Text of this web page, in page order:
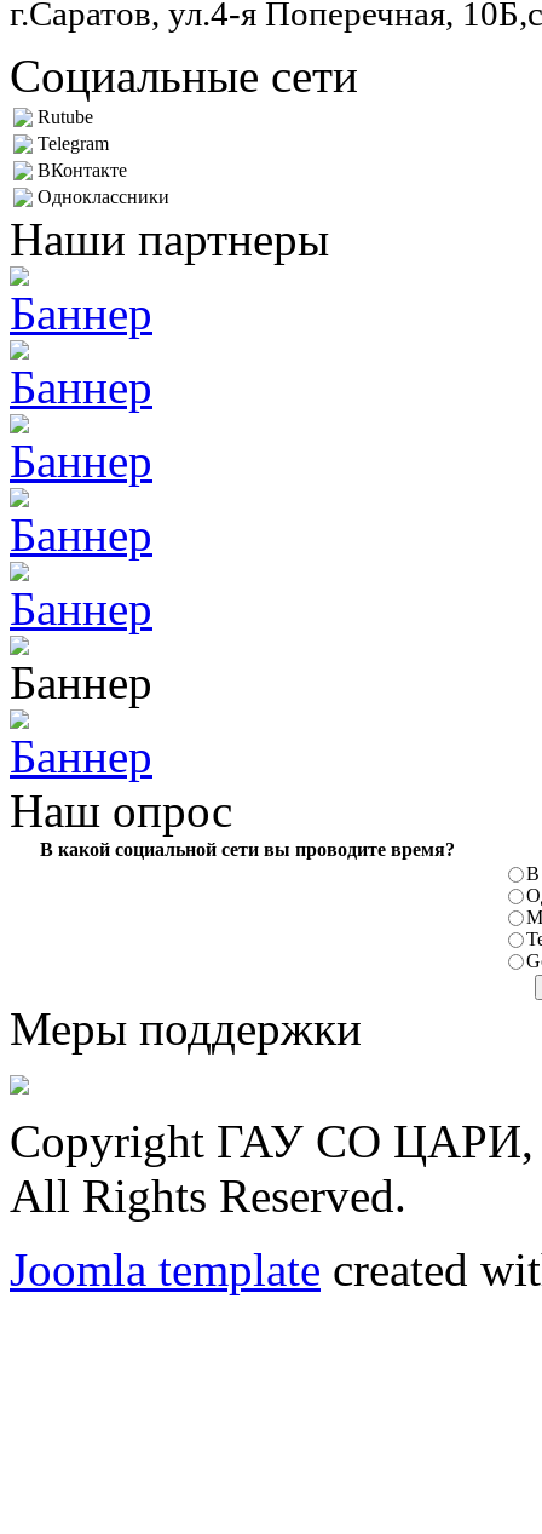
г.Саратов, ул.4-я Поперечная,
Социальные сети
Rutube
Telegram
ВКонтакте
Одноклассники
Наши партнеры
Наш опрос
В какой социальной сети вы проводите время?
В
Меры поддержки
Copyright ГАУ СО ЦАРИ,
All Rights Reserved.
Joomla template created